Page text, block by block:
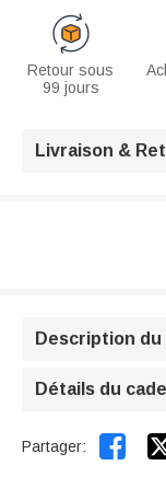
Retour sous
99 jours
Livraison &
Description
Détails du
Partager: 